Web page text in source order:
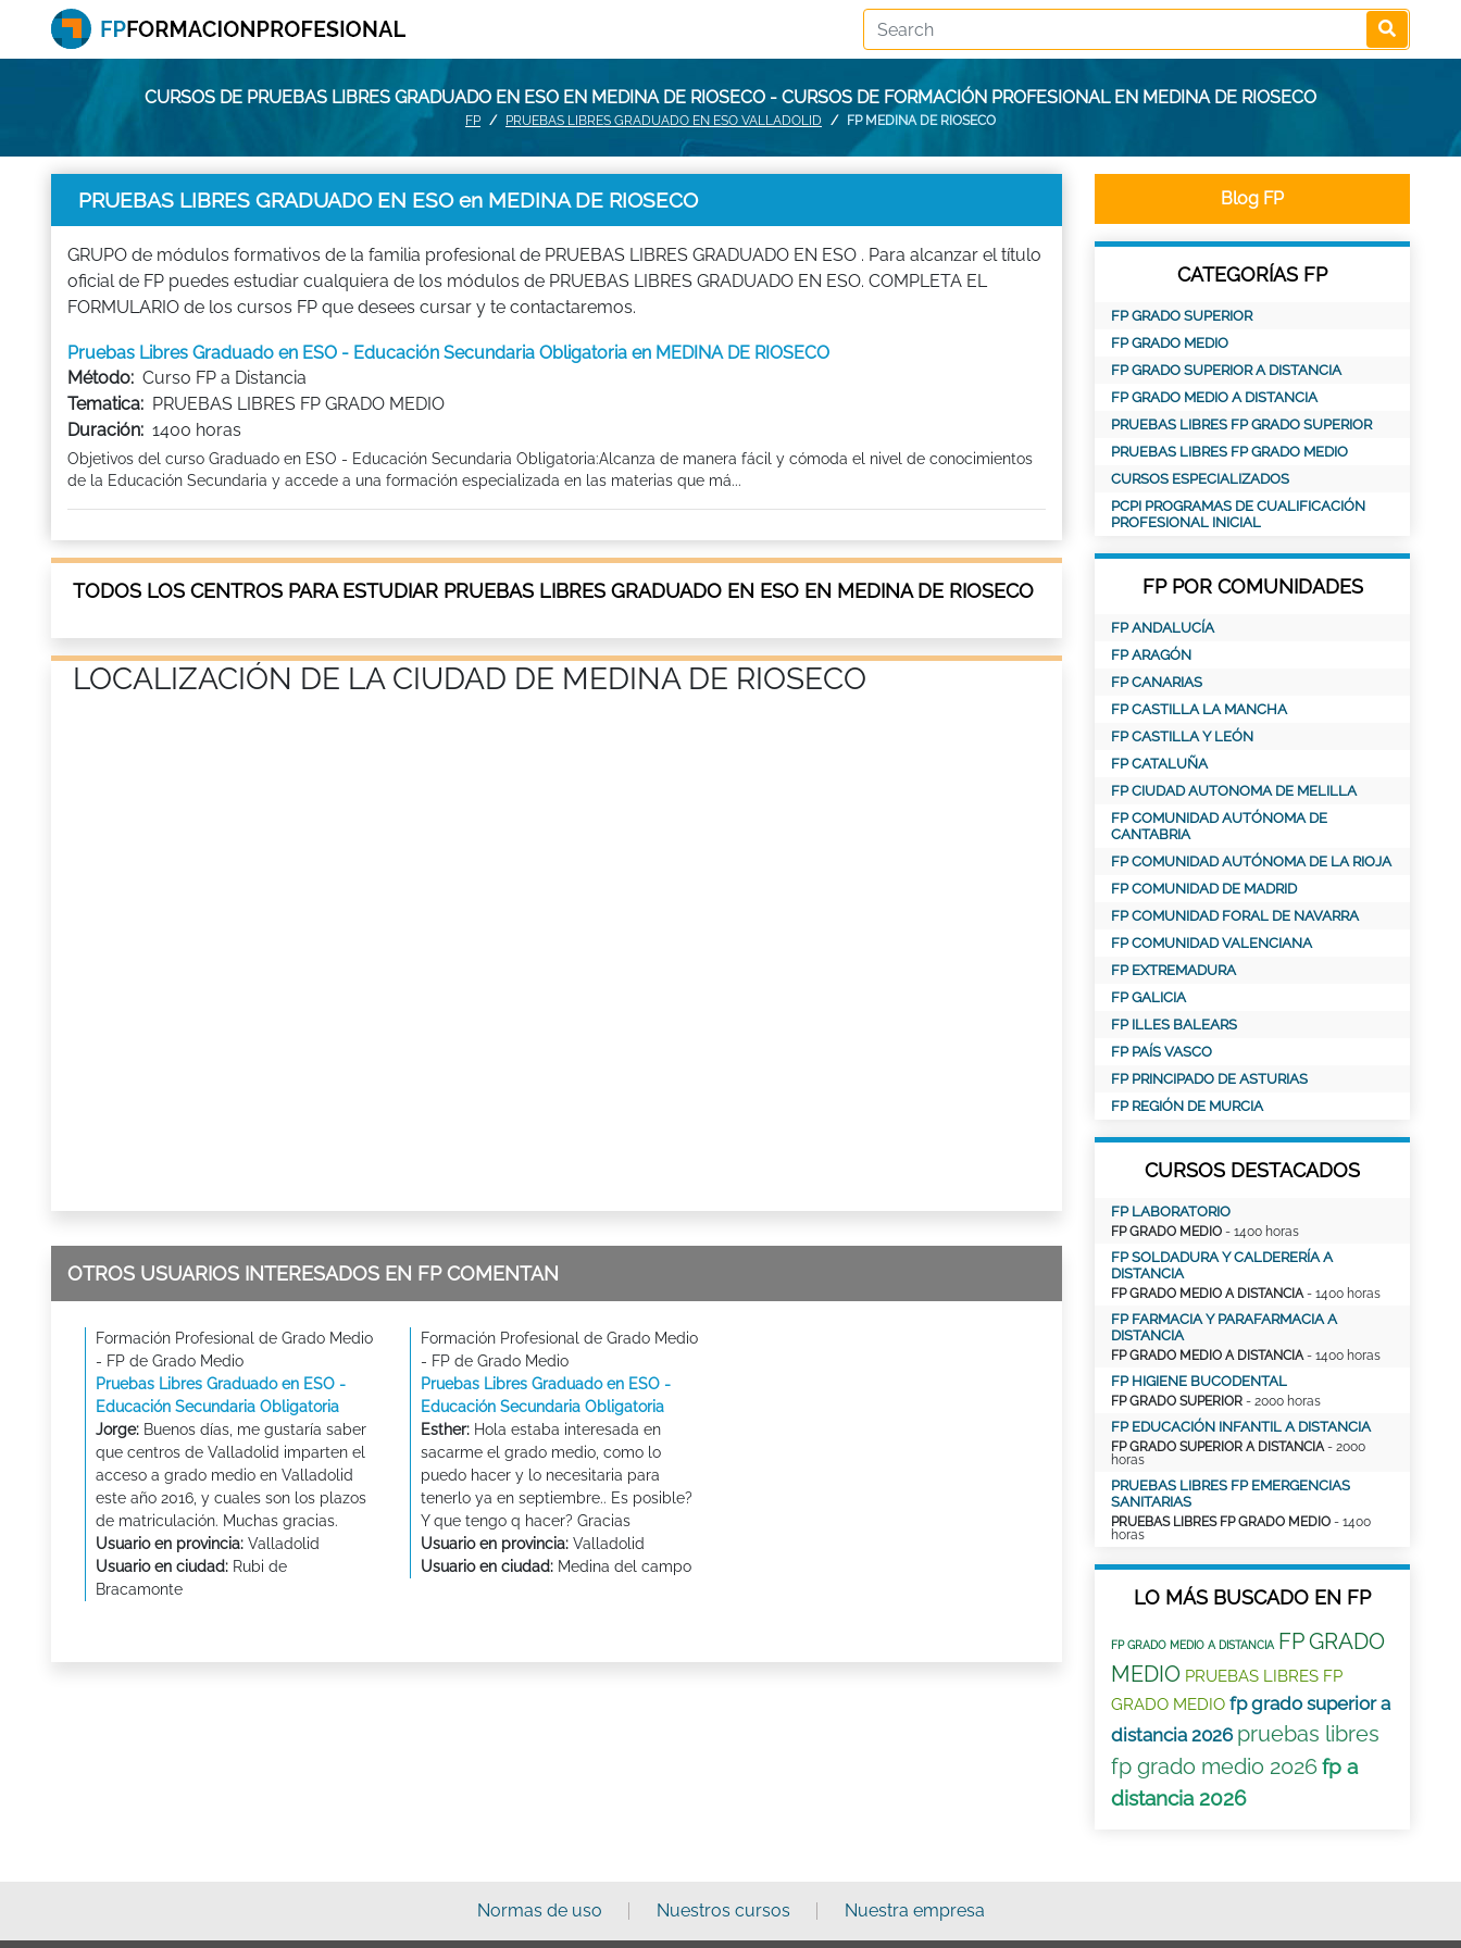
CURSOS DE PRUEBAS LIBRES GRADUADO EN ESO EN MEDINA DE RIOSECO - CURSOS DE FORMACIÓN PROFESIONAL EN MEDINA DE RIOSECO
FP PRUEBAS LIBRES GRADUADO EN ESO VALLADOLID FP MEDINA DE RIOSECO
PRUEBAS LIBRES GRADUADO EN ESO en MEDINA DE RIOSECO
GRUPO de módulos formativos de la familia profesional de PRUEBAS LIBRES GRADUADO EN ESO . Para alcanzar el título
oficial de FP puedes estudiar cualquiera de los módulos de PRUEBAS LIBRES GRADUADO EN ESO. COMPLETA EL
FORMULARIO de los cursos FP que desees cursar y te contactaremos.
Pruebas Libres Graduado en ESO - Educación Secundaria Obligatoria en MEDINA DE RIOSECO
Método: Curso FP a Distancia
Tematica: PRUEBAS LIBRES FP GRADO MEDIO
Duración: 1400 horas
Objetivos del curso Graduado en ESO - Educación Secundaria Obligatoria:Alcanza de manera fácil y cómoda el nivel de conocimientos
de la Educación Secundaria y accede a una formación especializada en las materias que má...
TODOS LOS CENTROS PARA ESTUDIAR PRUEBAS LIBRES GRADUADO EN ESO EN MEDINA DE RIOSECO
LOCALIZACIÓN DE LA CIUDAD DE MEDINA DE RIOSECO
OTROS USUARIOS INTERESADOS EN FP COMENTAN
Formación Profesional de Grado Medio
- FP de Grado Medio
Pruebas Libres Graduado en ESO -
Educación Secundaria Obligatoria
Jorge: Buenos días, me gustaría saber
que centros de Valladolid imparten el
acceso a grado medio en Valladolid
este año 2016, y cuales son los plazos
de matriculación. Muchas gracias.
Usuario en provincia: Valladolid
Usuario en ciudad: Rubi de
Bracamonte
Formación Profesional de Grado Medio
- FP de Grado Medio
Pruebas Libres Graduado en ESO -
Educación Secundaria Obligatoria
Esther: Hola estaba interesada en
sacarme el grado medio, como lo
puedo hacer y lo necesitaria para
tenerlo ya en septiembre.. Es posible?
Y que tengo q hacer? Gracias
Usuario en provincia: Valladolid
Usuario en ciudad: Medina del campo
Blog FP
CATEGORÍAS FP
FP GRADO SUPERIOR
FP GRADO MEDIO
FP GRADO SUPERIOR A DISTANCIA
FP GRADO MEDIO A DISTANCIA
PRUEBAS LIBRES FP GRADO SUPERIOR
PRUEBAS LIBRES FP GRADO MEDIO
CURSOS ESPECIALIZADOS
PCPI PROGRAMAS DE CUALIFICACIÓN
PROFESIONAL INICIAL
FP POR COMUNIDADES
FP ANDALUCÍA
FP ARAGÓN
FP CANARIAS
FP CASTILLA LA MANCHA
FP CASTILLA Y LEÓN
FP CATALUÑA
FP CIUDAD AUTONOMA DE MELILLA
FP COMUNIDAD AUTÓNOMA DE
CANTABRIA
FP COMUNIDAD AUTÓNOMA DE LA RIOJA
FP COMUNIDAD DE MADRID
FP COMUNIDAD FORAL DE NAVARRA
FP COMUNIDAD VALENCIANA
FP EXTREMADURA
FP GALICIA
FP ILLES BALEARS
FP PAÍS VASCO
FP PRINCIPADO DE ASTURIAS
FP REGIÓN DE MURCIA
CURSOS DESTACADOS
FP LABORATORIO
FP GRADO MEDIO - 1400 horas
FP SOLDADURA Y CALDERERÍA A
DISTANCIA
FP GRADO MEDIO A DISTANCIA- 1400 horas
FP FARMACIA Y PARAFARMACIA A
DISTANCIA
FP GRADO MEDIO A DISTANCIA- 1400 horas
FP HIGIENE BUCODENTAL
FP GRADO SUPERIOR - 2000 horas
FP EDUCACIÓN INFANTIL A DISTANCIA
FP GRADO SUPERIOR A DISTANCIA- 2000
horas
PRUEBAS LIBRES FP EMERGENCIAS
SANITARIAS
PRUEBAS LIBRES FP GRADO MEDIO - 1400
horas
LO MÁS BUSCADO EN FP
FP GRADO MEDIO A DISTANCIA FP GRADO
MEDIO PRUEBAS LIBRES FP
GRADO MEDIO fp grado superior a
distancia 2026 pruebas libres
fp grado medio 2026fp a
distancia 2026
Normas de uso Nuestros cursos Nuestra empresa